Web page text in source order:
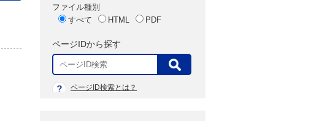
ファイル種別
すべて
HTML PDF
ページIDから探す
表
ページID検索とは？